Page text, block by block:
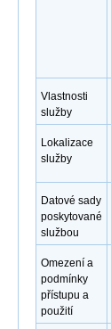
Vlastnosti
služby
Lokalizace
služby
Datové sady
poskytované
službou
Omezení a
podmínky
přístupu a
použití